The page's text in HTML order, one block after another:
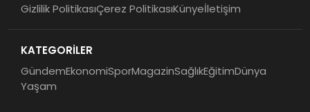
Gizlilik PolitikasıÇerez PolitikasıKünyeİletişim
KATEGORİLER
GündemEkonomiSporMagazinSağlıkEğitimDünya
Yaşam